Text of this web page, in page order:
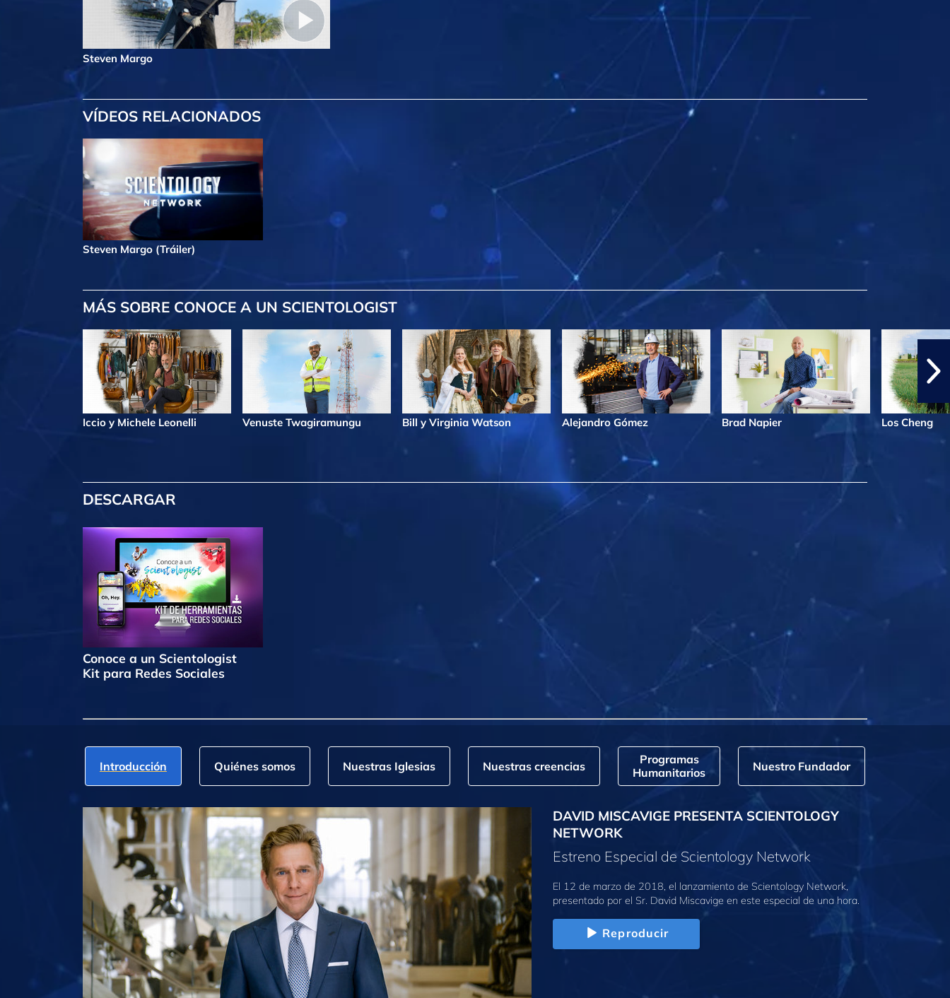
Steven Margo
VÍDEOS RELACIONADOS
Steven Margo (Tráiler)
MÁS SOBRE CONOCE A UN SCIENTOLOGIST
Iccio y Michele Leonelli Venuste Twagiramungu Bill y Virginia Watson Alejandro Gómez Brad Napier Los Cheng
DESCARGAR
Conoce a un Scientologist
Kit para Redes Sociales
Introducción Quiénes somos Nuestras Iglesias Nuestras creencias
Programas
Humanitarios
Nuestro Fundador
DAVID MISCAVIGE PRESENTA SCIENTOLOGY
NETWORK
Estreno Especial de Scientology Network
El 12 de marzo de 2018, el lanzamiento de Scientology Network,
presentado por el Sr. David Miscavige en este especial de una hora.
Reproducir